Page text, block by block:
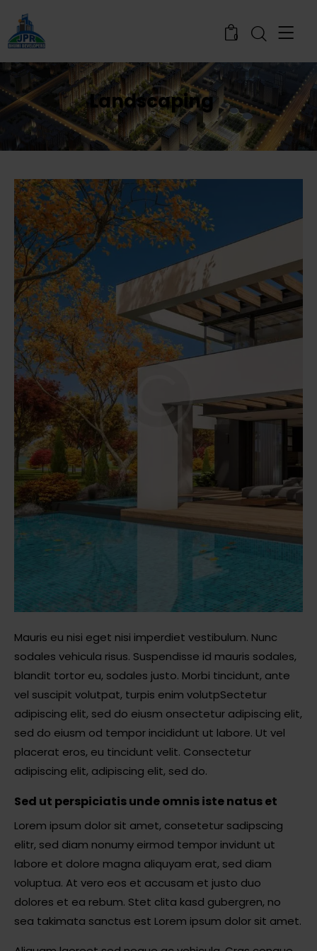
0
Landscaping
Mauris eu nisi eget nisi imperdiet vestibulum. Nunc
sodales vehicula risus. Suspendisse id mauris sodales,
blandit tortor eu, sodales justo. Morbi tincidunt, ante
vel suscipit volutpat, turpis enim volutpSectetur
adipiscing elit, sed do eiusm onsectetur adipiscing elit,
sed do eiusm od tempor incididunt ut labore. Ut vel
placerat eros, eu tincidunt velit. Consectetur
adipiscing elit, adipiscing elit, sed do.
Sed ut perspiciatis unde omnis iste natus et
Lorem ipsum dolor sit amet, consetetur sadipscing
elitr, sed diam nonumy eirmod tempor invidunt ut
labore et dolore magna aliquyam erat, sed diam
voluptua. At vero eos et accusam et justo duo
dolores et ea rebum. Stet clita kasd gubergren, no
sea takimata sanctus est Lorem ipsum dolor sit amet.